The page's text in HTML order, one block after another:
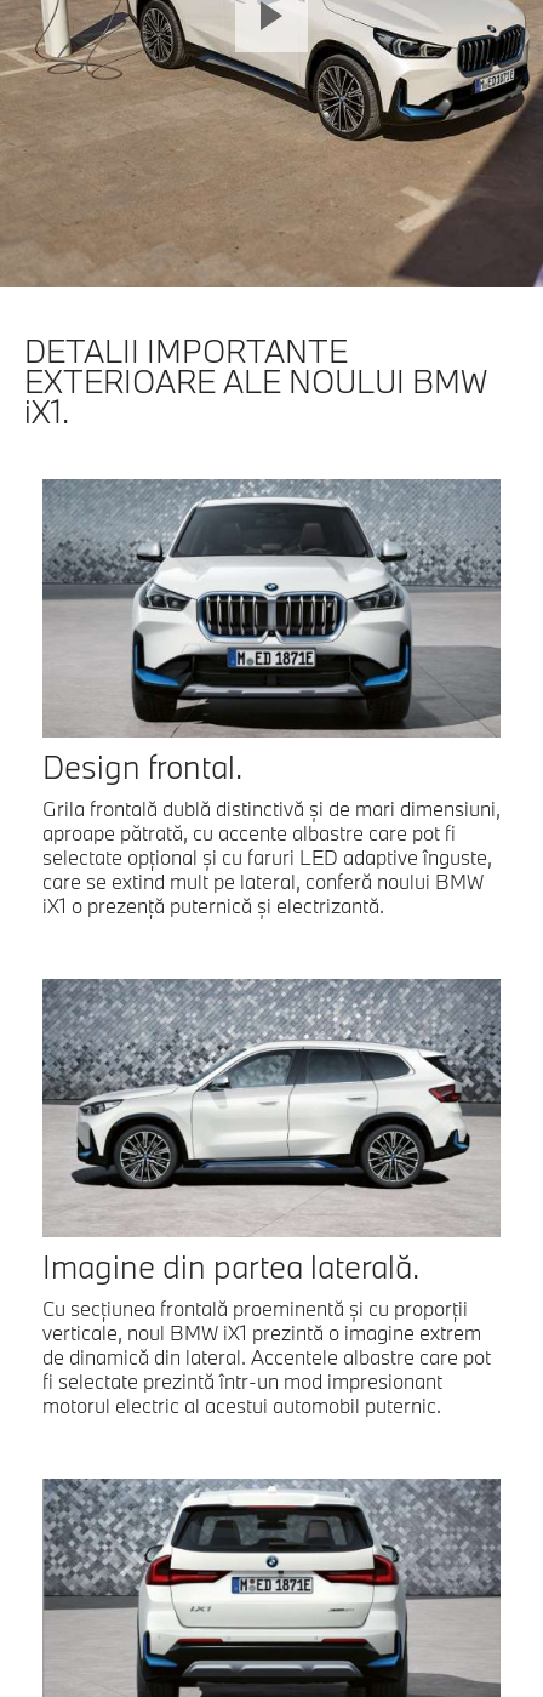
DETALII IMPORTANTE
EXTERIOARE ALE NOULUI BMW
iX1.
Design frontal.
Grila frontală dublă distinctivă şi de mari dimensiuni,
aproape pătrată, cu accente albastre care pot fi
selectate opţional şi cu faruri LED adaptive înguste,
care se extind mult pe lateral, conferă noului BMW
iX1 o prezenţă puternică şi electrizantă.
Imagine din partea laterală.
Cu secţiunea frontală proeminentă şi cu proporţii
verticale, noul BMW iX1 prezintă o imagine extrem
de dinamică din lateral. Accentele albastre care pot
fi selectate prezintă într-un mod impresionant
motorul electric al acestui automobil puternic.